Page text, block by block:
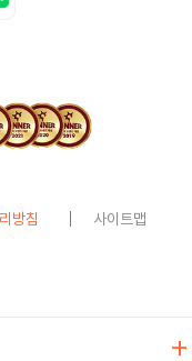
방침
사이트맵